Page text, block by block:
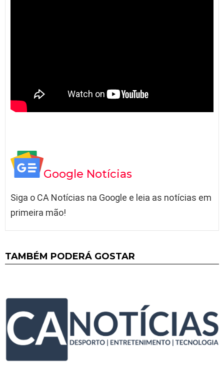
Google Notícias
Siga o CA Notícias na Google e leia as notícias em
primeira mão!
TAMBÉM PODERÁ GOSTAR